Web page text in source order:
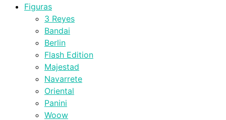
Figuras
3 Reyes
Bandai
Berlin
Flash Edition
Majestad
Navarrete
Oriental
Panini
Woow